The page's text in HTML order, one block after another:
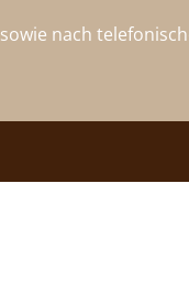
sowie nach